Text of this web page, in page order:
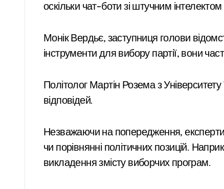
оскільки чат-боти зі штучним
Монік Вердьє, заступниця голови
інструменти для вибору партії, вони
Політолог Мартін Розема з
відповідей.
Незважаючи на попередження, експерти
чи порівнянні політичних позицій.
викладення змісту виборчих програм.